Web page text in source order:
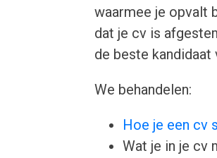
waarmee je opvalt
dat je cv is
de beste
We behandelen:
Hoe je een cv
Wat je in je cv